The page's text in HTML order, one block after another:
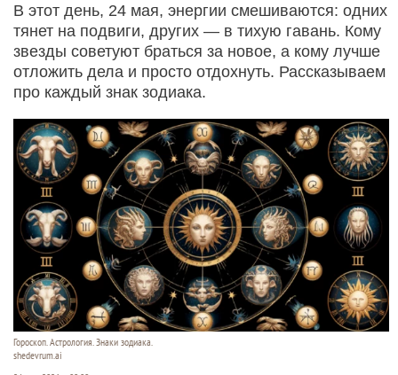
В этот день, 24 мая, энергии смешиваются: одних
тянет на подвиги, других — в тихую гавань. Кому
звезды советуют браться за новое, а кому лучше
отложить дела и просто отдохнуть. Рассказываем
про каждый знак зодиака.
Гороскоп. Астрология. Знаки зодиака.
shedevrum.ai